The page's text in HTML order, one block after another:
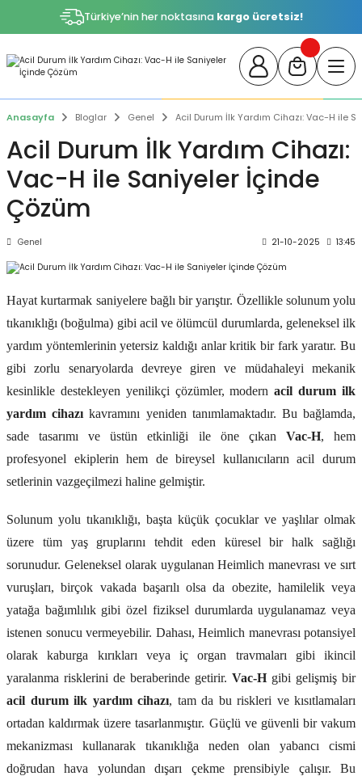
Türkiye’nin her noktasına kargo ücretsiz!
Anasayfa Bloglar Genel Acil Durum İlk Yardım Cihazı: Vac-H ile
Acil Durum İlk Yardım Cihazı:
Vac-H ile Saniyeler İçinde
Çözüm
Genel 21-10-2025 13:45
Hayat kurtarmak saniyelere bağlı bir yarıştır. Özellikle solunum yolu
tıkanıklığı (boğulma) gibi acil ve ölümcül durumlarda, geleneksel ilk
yardım yöntemlerinin yetersiz kaldığı anlar kritik bir fark yaratır. Bu
gibi zorlu senaryolarda devreye giren ve müdahaleyi mekanik
kesinlikle destekleyen yenilikçi çözümler, modernacil durum ilk
yardım cihazı kavramını yeniden tanımlamaktadır. Bu bağlamda,
sade tasarımı ve üstün etkinliği ile öne çıkan Vac-H, hem
profesyonel ekiplerin hem de bireysel kullanıcıların acil durum
setlerinin vazgeçilmezi haline gelmiştir.
Solunum yolu tıkanıklığı, başta küçük çocuklar ve yaşlılar olmak
üzere tüm yaş gruplarını tehdit eden küresel bir halk sağlığı
sorunudur. Geleneksel olarak uygulanan Heimlich manevrası ve sırt
vuruşları, birçok vakada başarılı olsa da obezite, hamilelik veya
yatağa bağımlılık gibi özel fiziksel durumlarda uygulanamaz veya
istenen sonucu vermeyebilir. Dahası, Heimlich manevrası potansiyel
olarak kaburga kırıkları veya iç organ travmaları gibi ikincil
yaralanma risklerini de beraberinde getirir. Vac-Hgibi gelişmiş bir
acil durum ilk yardım cihazı, tam da bu riskleri ve kısıtlamaları
ortadan kaldırmak üzere tasarlanmıştır. Güçlü ve güvenli bir vakum
mekanizması kullanarak tıkanıklığa neden olan yabancı cismi
doğrudan hava yolundan dışarı çekme prensibiyle çalışır. Bu